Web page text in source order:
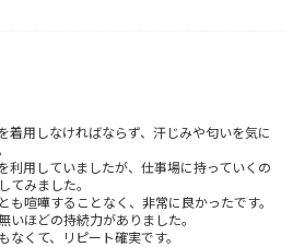
着用しなければならず、汗じみや匂いを気に
利用していましたが、仕事場に持っていくの
てみました。
喧嘩することなく、非常に良かったです。
いほどの持続力がありました。
くて、リピート確実です。